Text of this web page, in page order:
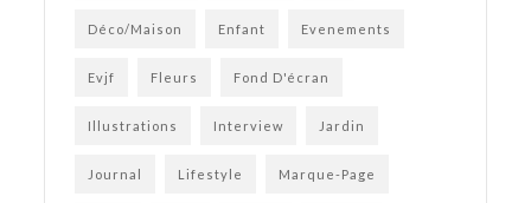
Déco/Maison Enfant Evenements
Evjf Fleurs Fond D'écran
Illustrations Interview Jardin
Journal Lifestyle Marque-Page